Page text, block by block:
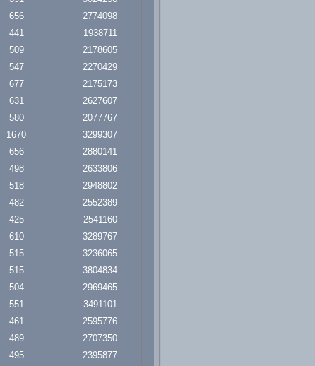
656
2774098
441
1938711
509
2178605
547
2270429
677
2175173
631
2627607
580
2077767
1670
3299307
656
2880141
498
2633806
518
2948802
482
2552389
425
2541160
610
3289767
515
3236065
515
3804834
504
2969465
551
3491101
461
2595776
489
2707350
495
2395877